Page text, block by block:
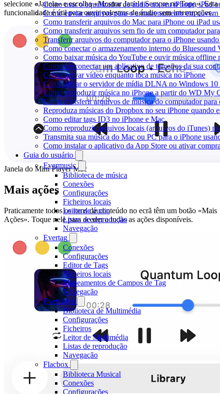
Como usar o equalizador de áudio no seu iPhone, iPad
Como enviar arquivos para o armazenamento em
Como transferir arquivos do Mac para iPhone ou iPad
Como transferir arquivos sem fio de um computador
Transferir arquivos do computador para o iPhone
Como conectar o armazenamento interno do
Como baixar música do YouTube e ouvir música offline
Como desconectar um aplicativo de terceiros da sua
Como gravar vídeo enquanto toca música no iPhone
Como ativar o servidor de mídia DLNA no Windows 10
Como reproduzir música no iPhone a partir do WD My
Como transferir arquivos de música do computador
Reproduza músicas do Dropbox no seu iPhone quando
Como editar tags ID3 no iPhone e Mac
Como reproduzir arquivos locais (arquivos do iTunes)
Transmita sua música do Mac ou PC para o iPhone
Como instalar o aplicativo da App Store ou ativar
Guia do usuário
Evermusic
Biblioteca de música
Conexões
Configurações
Ficheiros locais
Leitor de áudio
Listas de reprodução
Navegação
Evertag
Conexões
Configurações
Editor de Tags
Ficheiros locais
Mapeamentos de Campos de Tag
Navegação
Evervideo
Biblioteca de Multimédia
Configurações
Ficheiros
Leitor de Multimédia
Listas de reprodução
Navegação
Flacbox
Biblioteca Musical
Conexões
Configurações
selecione «Janela» e escolha «Mostrar Janela Sempre no Topo». Esta
funcionalidade é útil para ouvir palestras de áudio sem interrupções.
Janela do Mini Player Mac
Mais ações
Praticamente todos os itens de conteúdo no ecrã têm um botão «Mais
Ações». Toque nele para aceder a todas as ações disponíveis.